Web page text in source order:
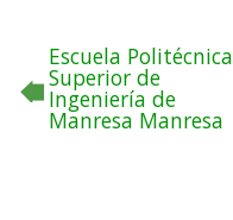
Escuela Politécnica
Superior de
Ingeniería de
Manresa Manresa